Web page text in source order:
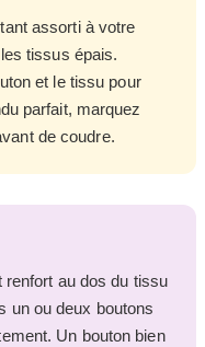
assorti à votre
tissus épais.
et le tissu pour
parfait, marquez
de coudre.
au dos du tissu
un ou deux boutons
Un bouton bien